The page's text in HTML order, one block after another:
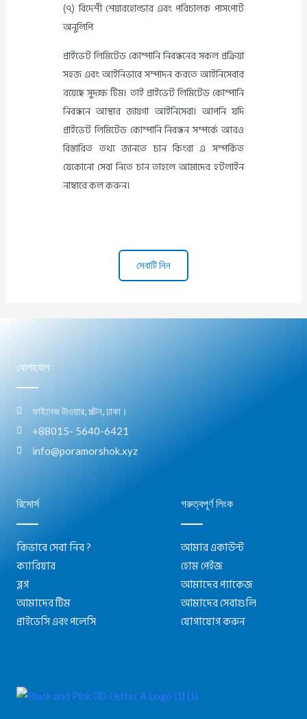
(৭) বিদেশী শেয়ারহোল্ডার এবং পরিচালক পাসপোর্ট
অনুলিপি
প্রাইভেট লিমিটেড কোম্পানি নিবন্ধনের সকল প্রক্রিয়া
সহজ এবং আইনিভাবে সম্পাদন করতে আইনিসেবার
রয়েছে সুদক্ষ টিম। তাই প্রাইভেট লিমিটেড কোম্পানি
নিবন্ধনে আস্থার জায়গা আইনিসেবা। আপনি যদি
প্রাইভেট লিমিটেড কোম্পানি নিবন্ধন সম্পর্কে আরও
বিস্তারিত তথ্য জানতে চান কিংবা এ সম্পর্কিত
যেকোনো সেবা নিতে চান তাহলে আমাদের হটলাইন
নাম্বারে কল করুন।
সেবাটি নিন
গরুত্বপূর্ণ লিংক
আমার একাউন্ট
হোম পেইজ
আমাদের প্যাকেজ
আমাদের সেবাগুলি
যোগাযোগ করুন
রিসোর্স
কিভাবে সেবা নিব ?
ক্যারিয়ার
ব্লগ
আমাদের টিম
প্রাইভেসি এবং পলেসি
যোগাযোগ
ফাইনেজ টাওয়ার, পল্টন, ঢাকা।
+88015- 5640-6421
info@poramorshok.xyz